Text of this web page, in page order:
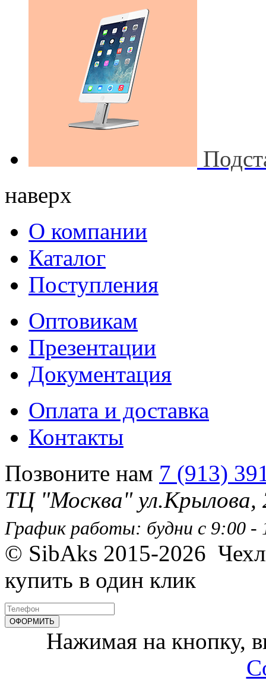
наверх
О компании
Каталог
Поступления
Оптовикам
Презентации
Документация
Оплата и доставка
Контакты
Позвоните нам 7 (913)
ТЦ "Москва"
График работы: будни с 9:00 -
© SibAks 2015-2026
купить в один клик
Нажимая на кнопку,